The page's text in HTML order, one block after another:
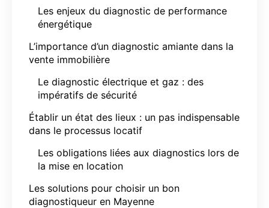
Les enjeux du diagnostic de performance
énergétique
L’importance d’un diagnostic amiante dans la
vente immobilière
Le diagnostic électrique et gaz : des
impératifs de sécurité
Établir un état des lieux : un pas indispensable
dans le processus locatif
Les obligations liées aux diagnostics lors de
la mise en location
Les solutions pour choisir un bon
diagnostiqueur en Mayenne